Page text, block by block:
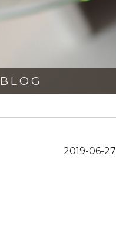
BLOG
2019-06-27